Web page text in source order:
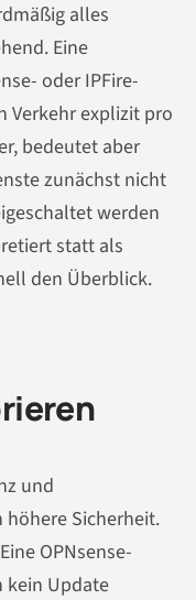
alles
Eine
oder IPFire-
Verkehr explizit pro
bedeutet aber
zunächst nicht
werden
statt als
den Überblick.
und
Sicherheit.
OPNsense-
kein Update